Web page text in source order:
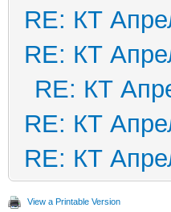
RE: КТ
RE: КТ
RE: КТ
RE: КТ
RE: КТ
View a Printable Version